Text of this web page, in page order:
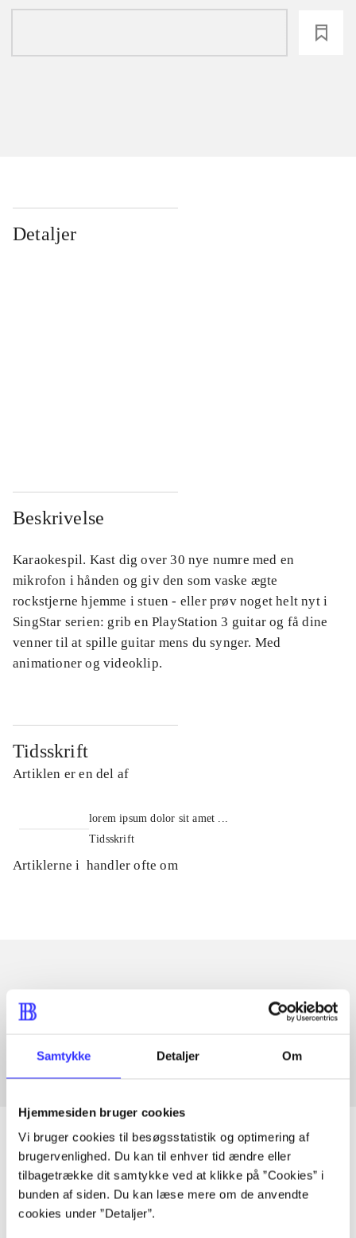
Samtykke Detaljer Om
Hjemmesiden bruger cookies
Vi bruger cookies til besøgsstatistik og optimering af
brugervenlighed. Du kan til enhver tid ændre eller
tilbagetrække dit samtykke ved at klikke på ”Cookies” i
bunden af siden. Du kan læse mere om de anvendte
cookies under ”Detaljer”.
Detaljer
Beskrivelse
Karaokespil. Kast dig over 30 nye numre med en
mikrofon i hånden og giv den som vaske ægte
rockstjerne hjemme i stuen - eller prøv noget helt nyt i
SingStar serien: grib en PlayStation 3 guitar og få dine
venner til at spille guitar mens du synger. Med
animationer og videoklip.
Tidsskrift
Artiklen er en del af
lorem ipsum dolor sit amet ...
Tidsskrift
Artiklerne i handler ofte om
Artikler med samme emner
Fra
Artikler
Alle registrerede artikler fordelt på udgivelser